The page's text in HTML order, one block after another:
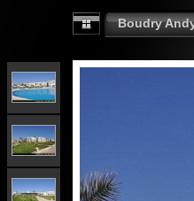
Boudry